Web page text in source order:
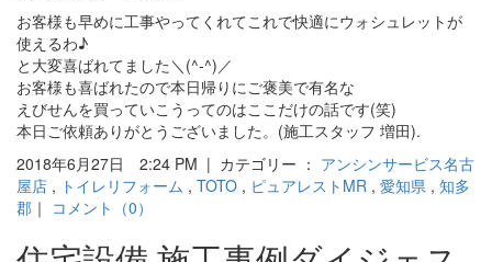
お客様も早めに工事やってくれてこれで快適にウォシュレットが
使えるわ♪
と大変喜ばれてました＼(^-^)／
お客様も喜ばれたので本日帰りにご褒美で有名な
えびせんを買っていこうってのはここだけの話です(笑)
本日ご依頼ありがとうございました。(施工スタッフ 増田).
2018年6月27日 2:24 PM | カテゴリー ： アンシンサービス名古
屋店 , トイレリフォーム , TOTO , ピュアレストMR , 愛知県 , 知多
郡 ｜ コメント（0）